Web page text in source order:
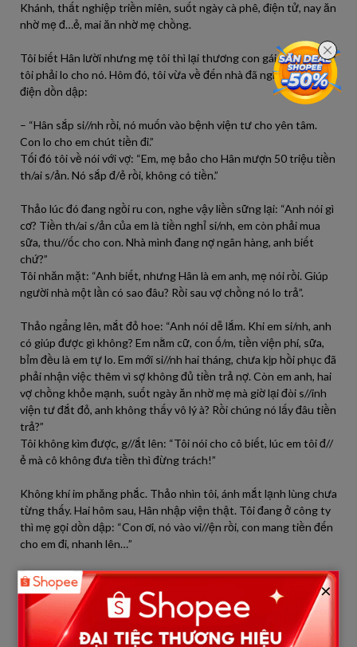
Khánh, thất nghiệp triền miên, suốt ngày cà phê, điện tử, nay ăn
nhờ mẹ đ…ẻ, mai ăn nhờ mẹ chồng.
Tôi biết Hân lười nhưng mẹ tôi thì lại thương con gái út, luôn bắt
tôi phải lo cho nó. Hôm đó, tôi vừa về đến nhà đã nghe mẹ gọi
điện dồn dập:
– “Hân sắp si//nh rồi, nó muốn vào bệnh viện tư cho yên tâm.
Con lo cho em chút tiền đi.”
Tối đó tôi về nói với vợ: “Em, mẹ bảo cho Hân mượn 50 triệu tiền
th/ai s/ản. Nó sắp đ/ẻ rồi, không có tiền.”
Thảo lúc đó đang ngồi ru con, nghe vậy liền sững lại: “Anh nói gì
cơ? Tiền th/ai s/ản của em là tiền nghỉ si/nh, em còn phải mua
sữa, thu//ốc cho con. Nhà mình đang nợ ngân hàng, anh biết
chứ?”
Tôi nhăn mặt: “Anh biết, nhưng Hân là em anh, mẹ nói rồi. Giúp
người nhà một lần có sao đâu? Rồi sau vợ chồng nó lo trả”.
Thảo ngẩng lên, mắt đỏ hoe: “Anh nói dễ lắm. Khi em si/nh, anh
có giúp được gì không? Em nằm cữ, con ố/m, tiền viện phí, sữa,
bỉm đều là em tự lo. Em mới si//nh hai tháng, chưa kịp hồi phục đã
phải nhận việc thêm vì sợ không đủ tiền trả nợ. Còn em anh, hai
vợ chồng khỏe mạnh, suốt ngày ăn nhờ mẹ mà giờ lại đòi s//inh
viện tư đắt đỏ, anh không thấy vô lý à? Rồi chúng nó lấy đâu tiền
trả?”
Tôi không kìm được, g//ắt lên: “Tôi nói cho cô biết, lúc em tôi đ//
ẻ mà cô không đưa tiền thì đừng trách!”
Không khí im phăng phắc. Thảo nhìn tôi, ánh mắt lạnh lùng chưa
từng thấy. Hai hôm sau, Hân nhập viện thật. Tôi đang ở công ty
thì mẹ gọi dồn dập: “Con ơi, nó vào vi//ện rồi, con mang tiền đến
cho em đi, nhanh lên…”
Tôi lao về nhà định mở két lấy tiền, nhưng Thảo đã thay mật
khẩu. Tôi g//ào lên: “Cô đổi mật khẩu két à?”. Thảo chỉ bình
thản: “Đúng. Anh muốn giúp thì tự đi vay, đừng động vào tiền
của mẹ con em.”
Tôi thấy m///áu dồn lên mặt…
×